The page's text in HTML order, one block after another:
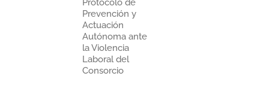
Prevención y
Actuación
Autónoma ante
la Violencia
Laboral del
Consorcio